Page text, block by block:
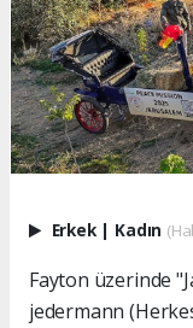
Erkek | Kadın
Fayton üzerinde
jedermann